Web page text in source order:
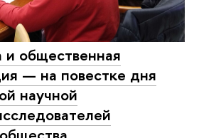
общественная
— на повестке дня
научной